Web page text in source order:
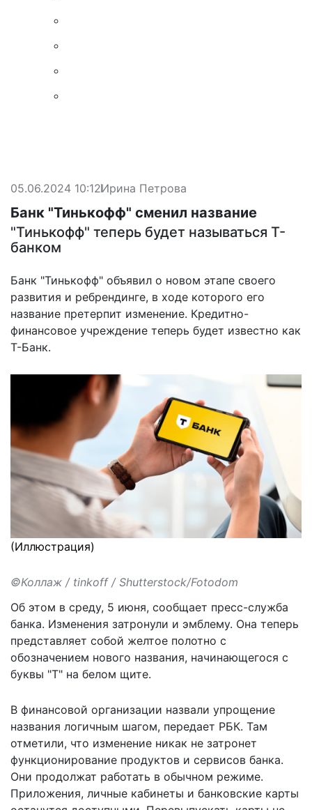
05.06.2024 10:12Ирина Петрова
Банк "Тинькофф" сменил название
"Тинькофф" теперь будет называться Т-
банком
Банк "Тинькофф" объявил о новом этапе своего
развития и ребрендинге, в ходе которого его
название претерпит изменение. Кредитно-
финансовое учреждение теперь будет известно как
Т-Банк.
(Иллюстрация)
©Коллаж / tinkoff / Shutterstock/Fotodom
Об этом в среду, 5 июня, сообщает пресс-служба
банка. Изменения затронули и эмблему. Она теперь
представляет собой желтое полотно с
обозначением нового названия, начинающегося с
буквы "Т" на белом щите.
В финансовой организации назвали упрощение
названия логичным шагом, передает РБК. Там
отметили, что изменение никак не затронет
функционирование продуктов и сервисов банка.
Они продолжат работать в обычном режиме.
Приложения, личные кабинеты и банковские карты